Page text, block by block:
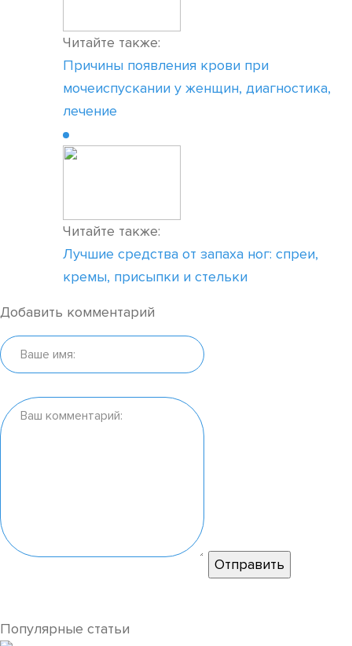
Читайте также:
Причины появления крови при
мочеиспускании у женщин, диагностика,
лечение
Читайте также:
Лучшие средства от запаха ног: спреи,
кремы, присыпки и стельки
Добавить комментарий
Популярные статьи